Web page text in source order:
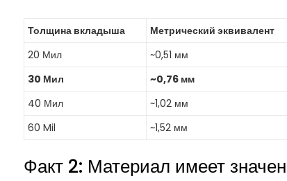
Толщина вкладыша Метрический эквивалент
20 Мил
~0,51 мм
30 Мил
~0,76 мм
40 Мил
~1,02 мм
60 Mil
~1,52 мм
Факт 2: Материал имеет